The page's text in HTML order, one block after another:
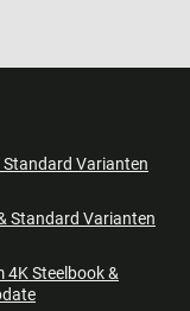
Standard Varianten
Standard Varianten
4K Steelbook &